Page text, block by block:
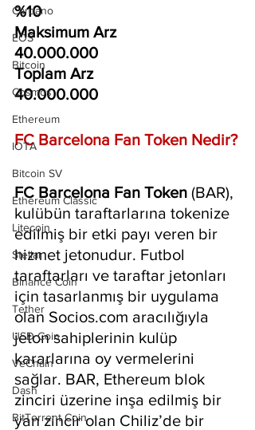
Cardano
EOS
Bitcoin
Cosmos
Ethereum
IOTA
Bitcoin SV
Ethereum Classic
Litecoin
Stellar
Binance Coin
Tether
USD Coin
VeChain
Dash
BitTorrent Coin
%10
Maksimum Arz
40.000.000
Toplam Arz
40.000.000
FC Barcelona Fan Token Nedir?
FC Barcelona Fan Token (BAR),
kulübün taraftarlarına tokenize
edilmiş bir etki payı veren bir
hizmet jetonudur. Futbol
taraftarları ve taraftar jetonları
için tasarlanmış bir uygulama
olan Socios.com aracılığıyla
jeton sahiplerinin kulüp
kararlarına oy vermelerini
sağlar. BAR, Ethereum blok
zinciri üzerine inşa edilmiş bir
yan zincir olan Chiliz’de bir